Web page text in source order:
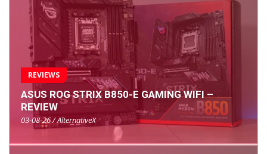
REVIEWS
ASUS ROG STRIX B850-E GAMING WIFI –
REVIEW
03-08-26 / AlternativeX